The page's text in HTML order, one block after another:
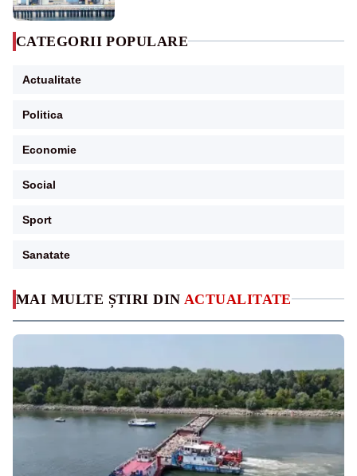
MAI MULTE ȘTIRI DIN ACTUALITATE
CATEGORII POPULARE
Actualitate
Politica
Economie
Social
Sport
Sanatate